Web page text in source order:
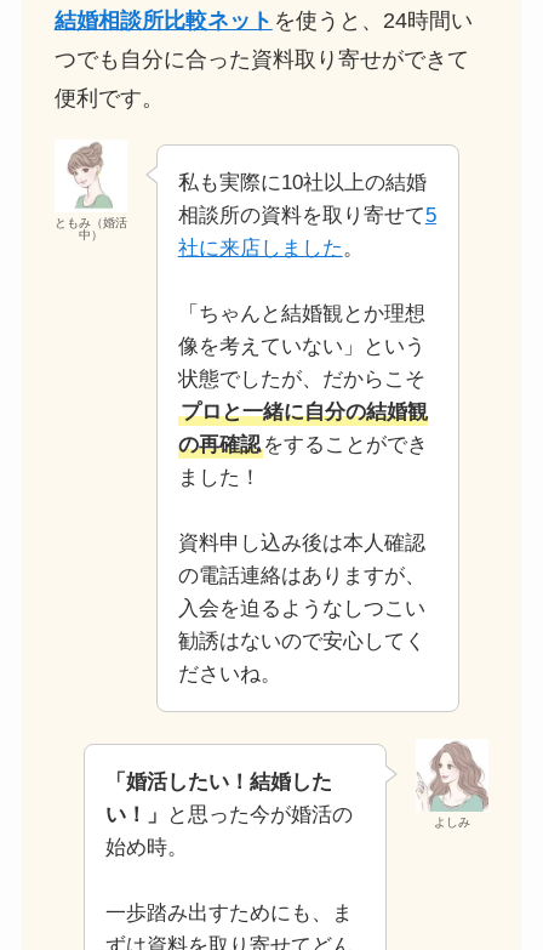
結婚相談所比較ネット を使うと、24時間い
つでも自分に合った資料取り寄せができて
便利です。
ともみ（婚活
中）
私も実際に10社以上の結婚
相談所の資料を取り寄せて5
社に来店しました。
「ちゃんと結婚観とか理想
像を考えていない」という
状態でしたが、だからこそ
プロと一緒に自分の結婚観
の再確認をすることができ
ました！
資料申し込み後は本人確認
の電話連絡はありますが、
入会を迫るようなしつこい
勧誘はないので安心してく
ださいね。
よしみ
「婚活したい！結婚した
い！」
と思った今が婚活の
始め時。
一歩踏み出すためにも、ま